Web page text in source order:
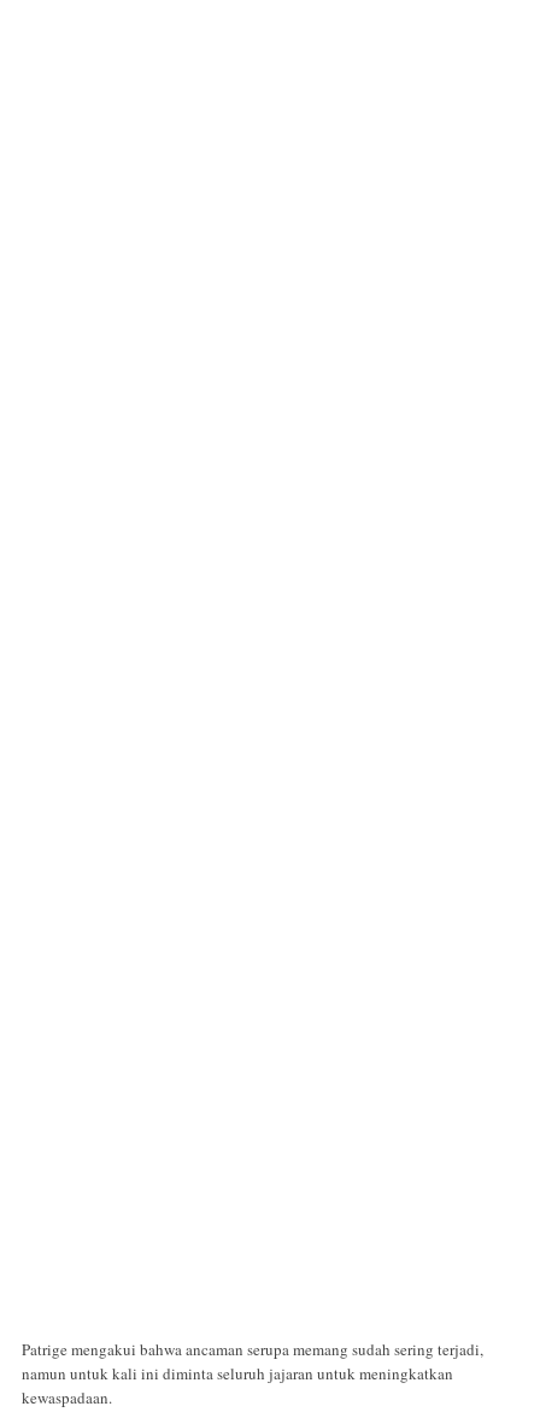
Patrige mengakui bahwa ancaman serupa memang sudah sering terjadi,
namun untuk kali ini diminta seluruh jajaran untuk meningkatkan
kewaspadaan.